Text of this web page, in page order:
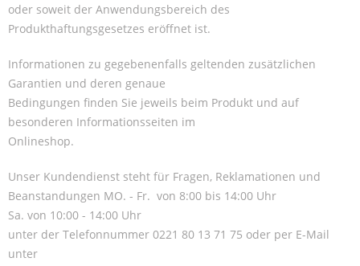
oder soweit der Anwendungsbereich des
Produkthaftungsgesetzes eröffnet ist.
Informationen zu gegebenenfalls geltenden zusätzlichen
Garantien und deren genaue
Bedingungen finden Sie jeweils beim Produkt und auf
besonderen Informationsseiten im
Onlineshop.
Unser Kundendienst steht für Fragen, Reklamationen und
Beanstandungen MO. - Fr. von 8:00 bis 14:00 Uhr
Sa. von 10:00 - 14:00 Uhr
unter der Telefonnummer 0221 80 13 71 75 oder per E-Mail
unter